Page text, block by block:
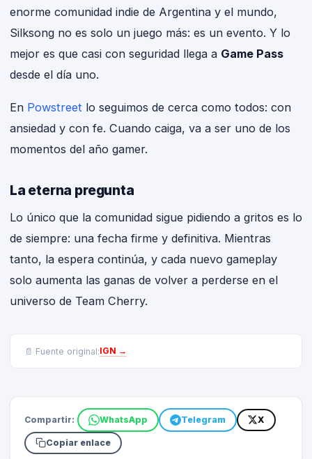
enorme comunidad indie de Argentina y el mundo,
Silksong no es solo un juego más: es un evento. Y lo
mejor es que casi con seguridad llega a Game Pass
desde el día uno.
En Powstreet lo seguimos de cerca como todos: con
ansiedad y con fe. Cuando caiga, va a ser uno de los
momentos del año gamer.
La eterna pregunta
Lo único que la comunidad sigue pidiendo a gritos es lo
de siempre: una fecha firme y definitiva. Mientras
tanto, la espera continúa, y cada nuevo gameplay
solo aumenta las ganas de volver a perderse en el
universo de Team Cherry.
📄 Fuente original:IGN →
Compartir: WhatsApp Telegram X
Copiar enlace